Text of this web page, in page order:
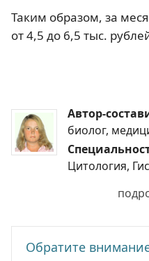
Таким образом, за
от 4,5 до 6,5 тыс.
Автор-
биолог,
Цитология,
Обратите